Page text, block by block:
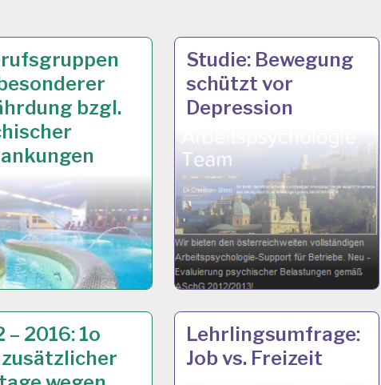
bzgl.
2018
ARBEIT
UND
GESUNDHEIT…
Studie: Bewegung
schützt vor
Depression
17 MAI 2018
– 2016: 1o
zusätzlicher
ARBEIT
UND
GESUNDHEIT…
Lehrlingsumfrage:
Job vs. Freizeit
4 MAI 2018